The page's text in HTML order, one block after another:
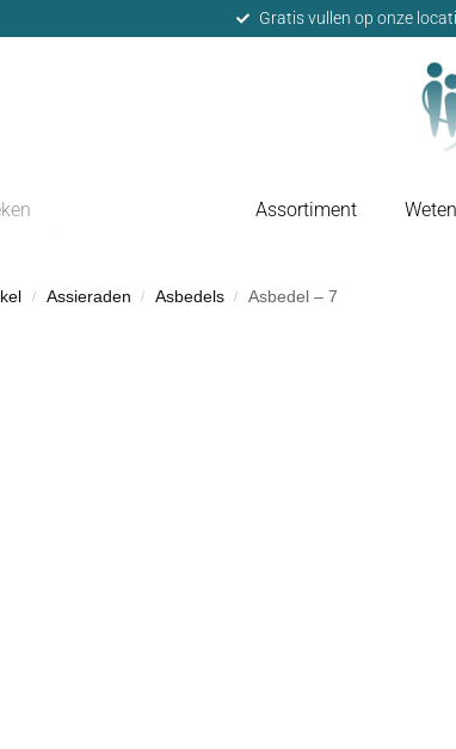
Gratis vullen op onze
Assortiment
/ Assieraden / Asbedels / Asbedel – 7